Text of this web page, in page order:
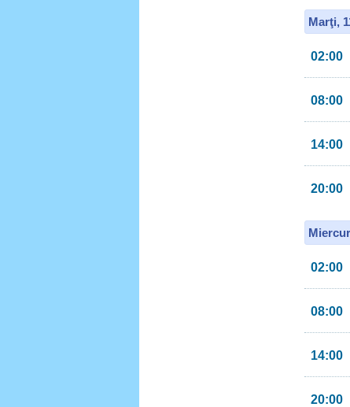
Marţi,
02:00
08:00
14:00
20:00
02:00
08:00
14:00
20:00